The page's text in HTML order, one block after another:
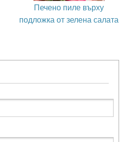
Печено пиле върху
подложка от зелена салата